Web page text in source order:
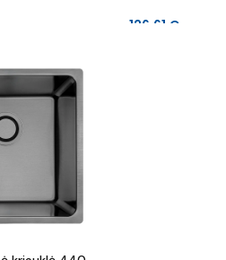
126.61 €